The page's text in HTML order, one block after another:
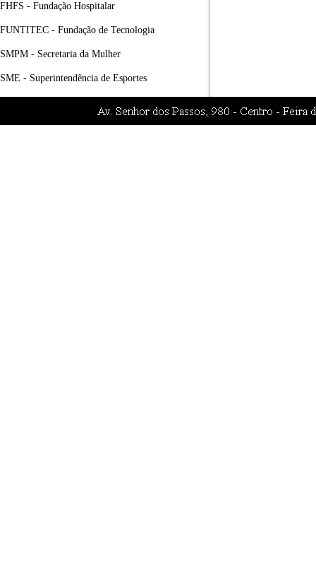
FHFS - Fundação Hospitalar
FUNTITEC - Fundação de Tecnologia
SMPM - Secretaria da Mulher
SME - Superintendência de Esportes